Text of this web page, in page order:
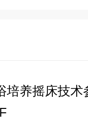
培养摇床技术